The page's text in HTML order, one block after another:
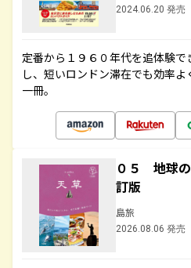
2024.06.20 発売
定番から１９６０年代を追体験
し、短いロンドン滞在でも効率
一冊。
０５ 地球
訂版
島旅
2026.08.06 発売